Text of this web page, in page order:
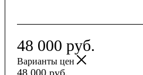
48 000 руб.
Варианты цен
48 000 руб.